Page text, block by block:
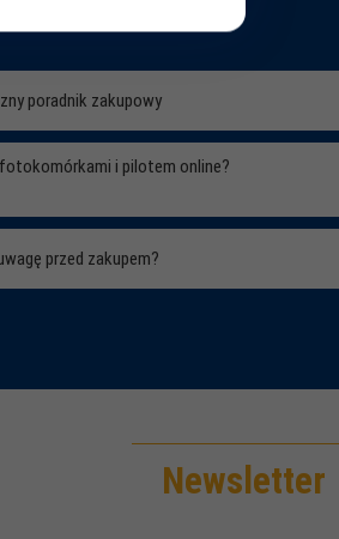
poradnik zakupowy
i pilotem online?
przed zakupem?
Newsletter